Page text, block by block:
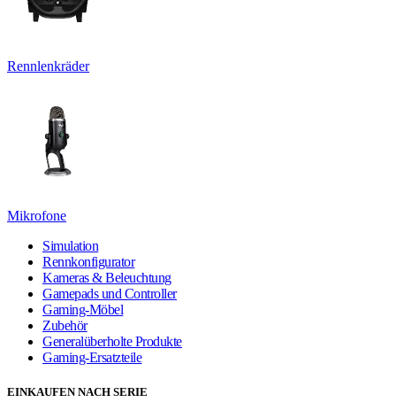
Rennlenkräder
Mikrofone
Simulation
Rennkonfigurator
Kameras & Beleuchtung
Gamepads und Controller
Gaming-Möbel
Zubehör
Generalüberholte Produkte
Gaming-Ersatzteile
EINKAUFEN NACH SERIE